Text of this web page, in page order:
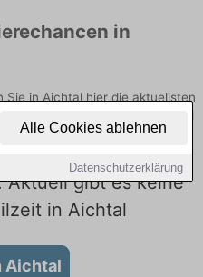
Alle Cookies ablehnen
Datenschutzerklärung
in
Sie in Aichtal hier die aktuellsten
von Top-Arbeitgebern und
Aktuell gibt es keine
in Aichtal
Aichtal